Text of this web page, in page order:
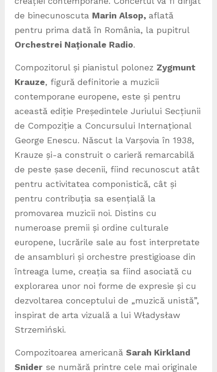
de binecunoscuta Marin Alsop, aflată
pentru prima dată în România, la pupitrul
Orchestrei Naționale Radio.
Compozitorul și pianistul polonez Zygmunt
Krauze, figură definitorie a muzicii
contemporane europene, este și pentru
această ediție Președintele Juriului Secțiunii
de Compoziție a Concursului Internațional
George Enescu. Născut la Varșovia în 1938,
Krauze și-a construit o carieră remarcabilă
de peste șase decenii, fiind recunoscut atât
pentru activitatea componistică, cât și
pentru contribuția sa esențială la
promovarea muzicii noi. Distins cu
numeroase premii și ordine culturale
europene, lucrările sale au fost interpretate
de ansambluri și orchestre prestigioase din
întreaga lume, creația sa fiind asociată cu
explorarea unor noi forme de expresie și cu
dezvoltarea conceptului de „muzică unistă”,
inspirat de arta vizuală a lui Władysław
Strzemiński.
Compozitoarea americană Sarah Kirkland
Snider se numără printre cele mai originale